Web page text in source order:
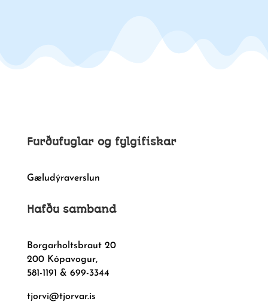
Furðufuglar og fylgifiskar
Gæludýraverslun
Hafðu samband
Borgarholtsbraut 20
200 Kópavogur,
581-1191 & 699-3344
tjorvi@tjorvar.is